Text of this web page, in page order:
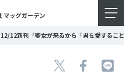
マッグガーデン
12/12新刊「聖女が来るから「君を愛するこ